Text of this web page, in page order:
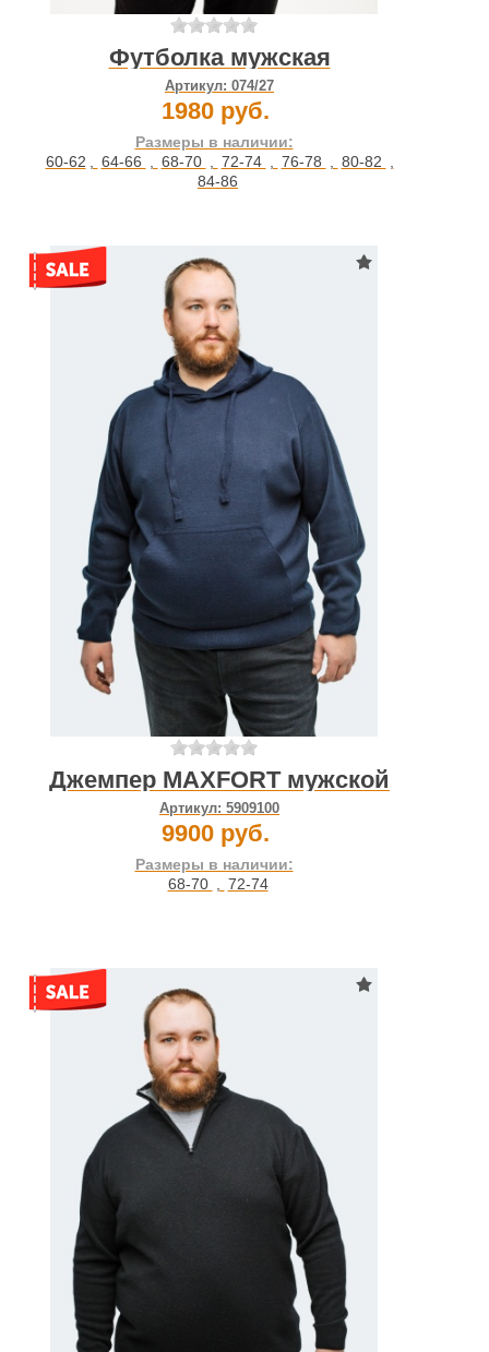
Футболка мужская
Артикул: 074/27
1980 руб.
Размеры в наличии:
60-62 , 64-66 , 68-70 , 72-74 , 76-78 , 80-82 ,
84-86
Джемпер MAXFORT мужской
Артикул: 5909100
9900 руб.
Размеры в наличии:
68-70 , 72-74